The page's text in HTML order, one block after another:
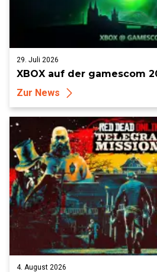
29. Juli 2026
XBOX auf der gamescom
Zur News
4. August 2026